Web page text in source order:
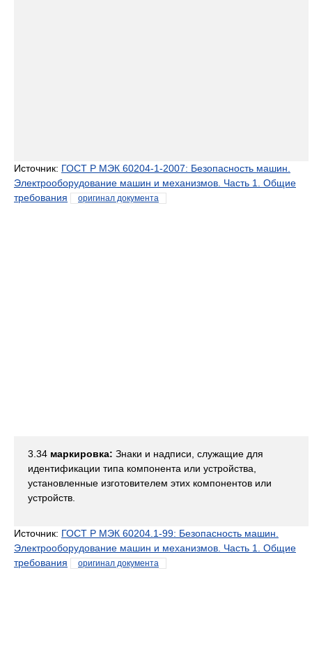
Источник: ГОСТ Р МЭК 60204-1-2007: Безопасность машин.
Электрооборудование машин и механизмов. Часть 1. Общие
требования
оригинал документа
3.34 маркировка: Знаки и надписи, служащие для
идентификации типа компонента или устройства,
установленные изготовителем этих компонентов или
устройств.
Источник: ГОСТ Р МЭК 60204.1-99: Безопасность машин.
Электрооборудование машин и механизмов. Часть 1. Общие
требования
оригинал документа